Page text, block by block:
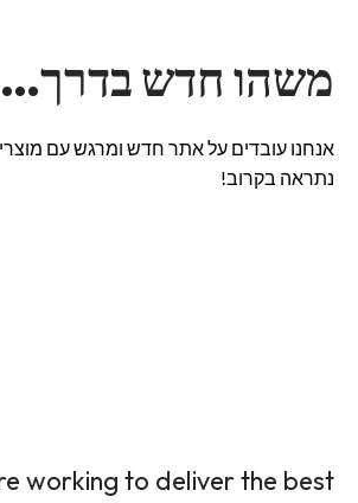
משהו חדש
אנחנו עובדים על אתר חדש ומרגש עם
נתראה בקרוב!
working to deliver the best